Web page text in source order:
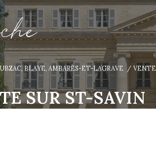
che
BLAYE, AMBARÈS-ET-LAGRAVE VENTE
SUR ST-SAVIN